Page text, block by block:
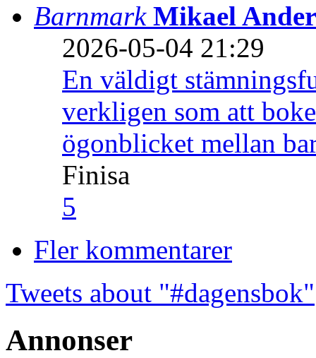
Barnmark Mikael
2026-05-04 21:29
En väldigt
verkligen som att
ögonblicket mellan
Finisa
5
Fler kommentarer
Tweets about "#dagensbok"
Annonser